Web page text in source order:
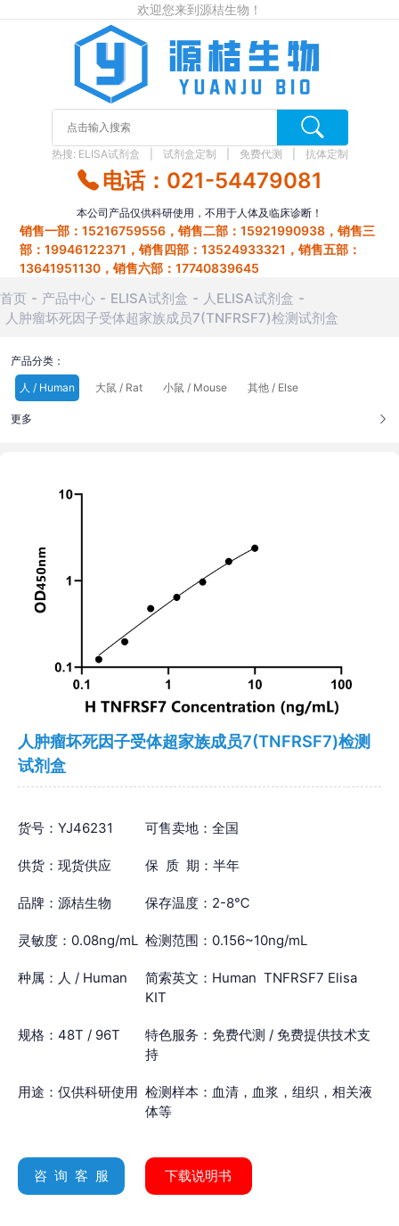
欢迎您来到源桔生物！
热搜: ELISA试剂盒 试剂盒定制 免费代测 抗体定制
电话：021-54479081
本公司产品仅供科研使用，不用于人体及临床诊断！
销售一部：15216759556，销售二部：15921990938，销售三
部：19946122371，销售四部：13524933321，销售五部：
13641951130，销售六部：17740839645
首页 产品中心 ELISA试剂盒
人ELISA试剂盒
人肿瘤坏死因子受体超家族成员7(TNFRSF7)检测试剂盒
产品分类：
人 / Human
大鼠 / Rat 小鼠 / Mouse 其他 / Else
更多
人肿瘤坏死因子受体超家族成员7(TNFRSF7)检测
试剂盒
货号：YJ46231 可售卖地：全国
供货：现货供应 保 质 期：半年
品牌：源桔生物 保存温度：2-8℃
灵敏度：0.08ng/mL 检测范围：0.156~10ng/mL
种属：人 / Human
简索英文：Human TNFRSF7 Elisa
KIT
规格：48T / 96T
特色服务：免费代测 / 免费提供技术支
持
用途：仅供科研使用 检测样本：血清，血浆，组织，相关液
体等
咨 询 客 服 下载说明书